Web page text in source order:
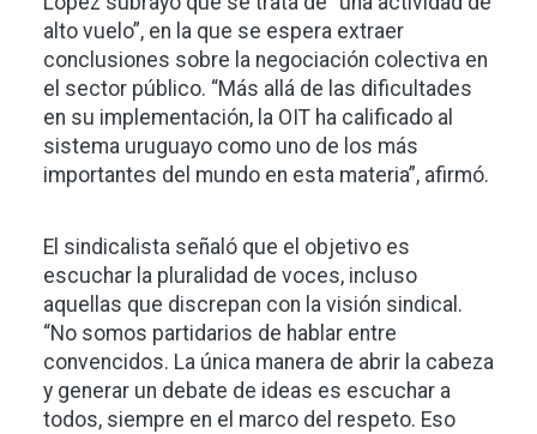
alto vuelo”, en la que se espera extraer
conclusiones sobre la negociación colectiva en
el sector público. “Más allá de las dificultades
en su implementación, la OIT ha calificado al
sistema uruguayo como uno de los más
importantes del mundo en esta materia”, afirmó.
El sindicalista señaló que el objetivo es
escuchar la pluralidad de voces, incluso
aquellas que discrepan con la visión sindical.
“No somos partidarios de hablar entre
convencidos. La única manera de abrir la cabeza
y generar un debate de ideas es escuchar a
todos, siempre en el marco del respeto. Eso